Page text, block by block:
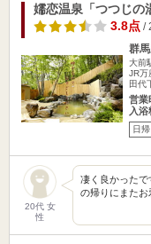
嬬恋温泉「つつじの
3.8点/
群
大前
JR万
田代
営業
入浴
日帰
20代 女
性
凄く良かったで
の帰りにまたお